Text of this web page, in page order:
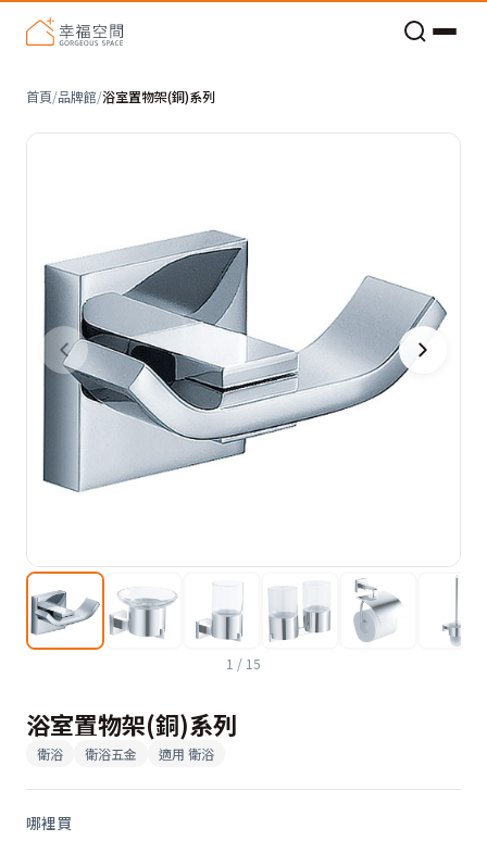
首頁/品牌館/浴室置物架(銅)系列
1 / 15
浴室置物架(銅)系列
衛浴 衛浴五金 適用 衛浴
哪裡買